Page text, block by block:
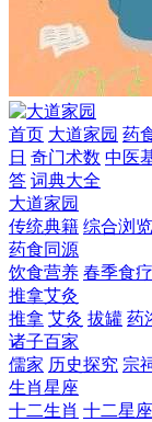
首页 大道家园 药
日 奇门术数 中医
答 词典大全
大道家园
传统典籍 综合浏
药食同源
饮食营养 春季食疗
推拿艾灸
推拿 艾灸 拔罐 药
诸子百家
儒家 历史探究 宗
生肖星座
十二生肖 十二星座